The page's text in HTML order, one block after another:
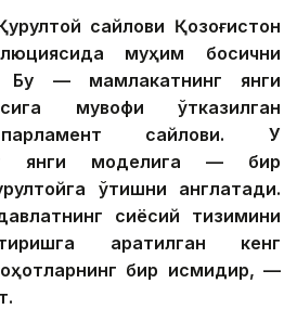
сайлови Қозоғистон
муҳим босқични
Бу — мамлакатнинг янги
мувофиқ ўтказилган
сайлови. У
янги моделига — бир
ўтишни англатади.
сиёсий тизимини
қаратилган кенг
бир қисмидир, —